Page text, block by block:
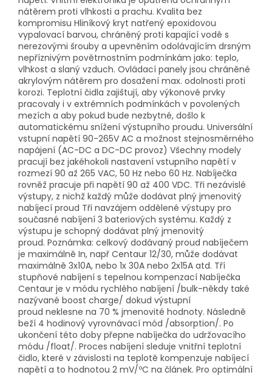
nátěrem proti vlhkosti a prachu. Kvalita bez
kompromisu Hliníkový kryt natřený epoxidovou
vypalovací barvou, chráněný proti kapající vodě s
nerezovými šrouby a upevněním odolávajícím drsným
nepříznivým povětrnostním podmínkám jako: teplo,
vlhkost a slaný vzduch. Ovládací panely jsou chráněné
akrylovým nátěrem pro dosažení max. odolnosti proti
korozi. Teplotní čidla zajištují, aby výkonové prvky
pracovaly i v extrémních podmínkách v povolených
mezích a aby pokud bude nezbytné, došlo k
automatickému snížení výstupního proudu. Universální
vstupní napětí 90-265V AC a možnost stejnosměrného
napájení (AC-DC a DC-DC provoz) Všechny modely
pracují bez jakéhokoli nastavení vstupního napětí v
rozmezí 90 až 265 VAC, 50 Hz nebo 60 Hz. Nabíječka
rovněž pracuje při napětí 90 až 400 VDC. Tři nezávislé
výstupy, z nichž každý může dodávat plný jmenovitý
nabíjecí proud Tři navzájem oddělené výstupy pro
současné nabíjení 3 bateriových systému. Každý z
výstupu je schopný dodávat plný jmenovitý
proud. Poznámka: celkový dodávaný proud nabíječem
je maximálně In, např Centaur 12/30, může dodávat
maximálně 3x10A, nebo 1x 30A nebo 2x15A atd. Tří
stupňové nabíjení s tepelnou kompenzací Nabíječka
Centaur je v módu rychlého nabíjení /bulk-někdy také
nazývané boost charge/ dokud výstupní
proud neklesne na 70 % jmenovité hodnoty. Následně
beží 4 hodinový vyrovnávací mód /absorption/. Po
ukončení této doby přepne nabíječka do udržovacího
módu /float/. Proces nabíjení sleduje vnitřní teplotní
čidlo, které v závislosti na teplotě kompenzuje nabíjecí
napětí a to hodnotou 2 mV/ºC na článek. Pro optimální